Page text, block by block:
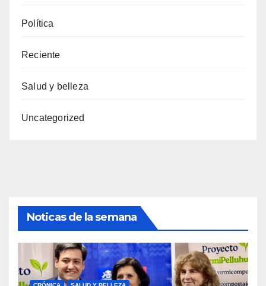
Política
Reciente
Salud y belleza
Uncategorized
Noticas de la semana